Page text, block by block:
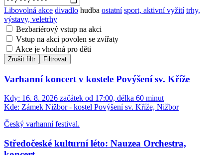
Libovolná akce divadlo hudba ostatní sport, aktivní vyžití trhy,
výstavy, veletrhy
Bezbariérový vstup na akci
Vstup na akci povolen se zvířaty
Akce je vhodná pro děti
Zrušit filtr Filtrovat
Varhanní koncert v kostele Povýšení sv. Kříže
Kdy: 16. 8. 2026 začátek od 17:00, délka 60 minut
Kde: Zámek Nižbor - kostel Povýšení sv. Kříže, Nižbor
Český varhanní festival.
Středočeské kulturní léto: Nauzea Orchestra,